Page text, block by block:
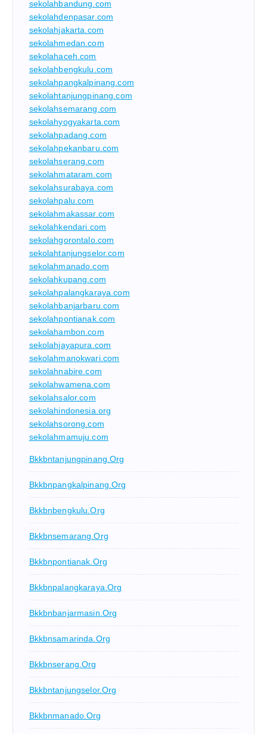
sekolahbandung.com
sekolahdenpasar.com
sekolahjakarta.com
sekolahmedan.com
sekolahaceh.com
sekolahbengkulu.com
sekolahpangkalpinang.com
sekolahtanjungpinang.com
sekolahsemarang.com
sekolahyogyakarta.com
sekolahpadang.com
sekolahpekanbaru.com
sekolahserang.com
sekolahmataram.com
sekolahsurabaya.com
sekolahpalu.com
sekolahmakassar.com
sekolahkendari.com
sekolahgorontalo.com
sekolahtanjungselor.com
sekolahmanado.com
sekolahkupang.com
sekolahpalangkaraya.com
sekolahbanjarbaru.com
sekolahpontianak.com
sekolahambon.com
sekolahjayapura.com
sekolahmanokwari.com
sekolahnabire.com
sekolahwamena.com
sekolahsalor.com
sekolahindonesia.org
sekolahsorong.com
sekolahmamuju.com
Bkkbntanjungpinang.org
Bkkbnpangkalpinang.org
Bkkbnbengkulu.org
Bkkbnsemarang.org
Bkkbnpontianak.org
Bkkbnpalangkaraya.org
Bkkbnbanjarmasin.org
Bkkbnsamarinda.org
Bkkbnserang.org
Bkkbntanjungselor.org
Bkkbnmanado.org